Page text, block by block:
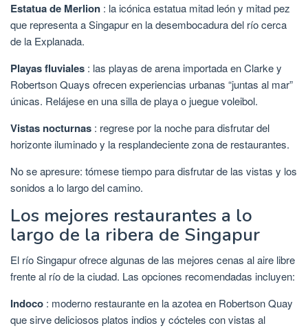
Estatua de Merlion : la icónica estatua mitad león y mitad pez
que representa a Singapur en la desembocadura del río cerca
de la Explanada.
Playas fluviales : las playas de arena importada en Clarke y
Robertson Quays ofrecen experiencias urbanas “juntas al mar”
únicas. Relájese en una silla de playa o juegue voleibol.
Vistas nocturnas : regrese por la noche para disfrutar del
horizonte iluminado y la resplandeciente zona de restaurantes.
No se apresure: tómese tiempo para disfrutar de las vistas y los
sonidos a lo largo del camino.
Los mejores restaurantes a lo
largo de la ribera de Singapur
El río Singapur ofrece algunas de las mejores cenas al aire libre
frente al río de la ciudad. Las opciones recomendadas incluyen:
Indoco : moderno restaurante en la azotea en Robertson Quay
que sirve deliciosos platos indios y cócteles con vistas al